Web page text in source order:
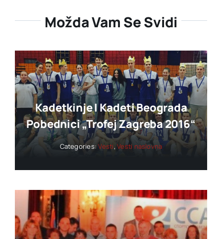
Možda Vam Se Svidi
Kadetkinje I Kadeti Beograda
Pobednici „trofej Zagreba 2016“
Categories:Vesti,Vesti naslovna